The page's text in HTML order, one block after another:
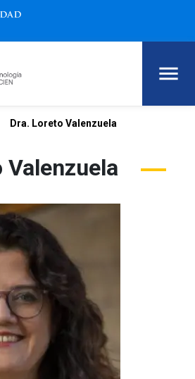
Dra. Loreto Valenzuela
Valenzuela